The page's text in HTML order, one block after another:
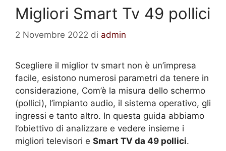
Migliori Smart Tv 49 pollici
2 Novembre 2022 di admin
Scegliere il miglior tv smart non è un’impresa
facile, esistono numerosi parametri da tenere in
considerazione, Com’è la misura dello schermo
(pollici), l’impianto audio, il sistema operativo, gli
ingressi e tanto altro. In questa guida abbiamo
l’obiettivo di analizzare e vedere insieme i
migliori televisori e Smart TV da 49 pollici.